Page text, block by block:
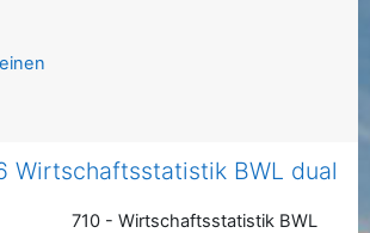
Wirtschaftsstatistik BWL dual
710 - Wirtschaftsstatistik BWL